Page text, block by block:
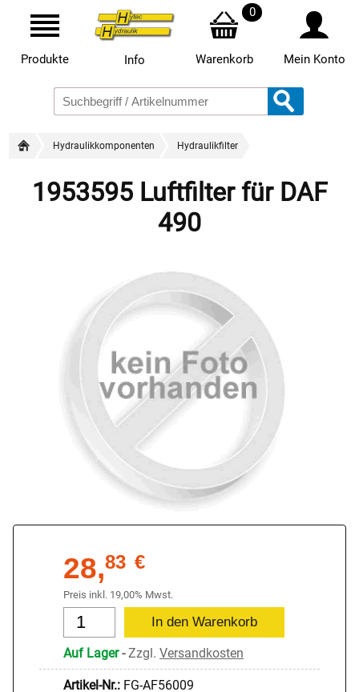
Produkte Info
0
Warenkorb Mein Konto
Hydraulikkomponenten Hydraulikfilter
1953595 Luftfilter für DAF
490
28,83 €
Preis inkl. 19,00% Mwst.
Auf Lager-Zzgl. Versandkosten
Artikel-Nr.: FG-AF56009